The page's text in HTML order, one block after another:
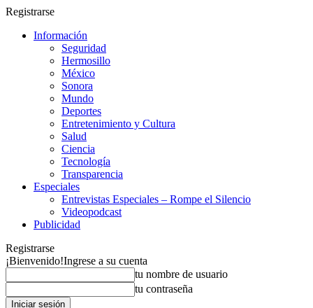
Registrarse
Información
Seguridad
Hermosillo
México
Sonora
Mundo
Deportes
Entretenimiento y Cultura
Salud
Ciencia
Tecnología
Transparencia
Especiales
Entrevistas Especiales – Rompe el Silencio
Videopodcast
Publicidad
Registrarse
¡Bienvenido!Ingrese a su cuenta
tu nombre de usuario
tu contraseña